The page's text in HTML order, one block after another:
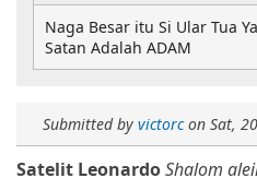
Submitted by victorcon Sat,
Satelit LeonardoShalom
Naga Besar itu Si Ular Tua
Satan Adalah ADAM